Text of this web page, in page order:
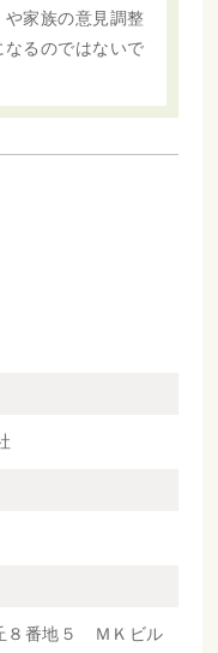
や家族の意見調整
るのではないで
８番地５ ＭＫビル